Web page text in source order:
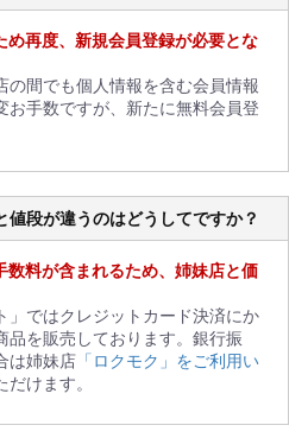
め再度、新規会員登録が必要とな
の間でも個人情報を含む会員情報
お手数ですが、新たに無料会員登
値段が違うのはどうしてですか？
数料が含まれるため、姉妹店と価
」ではクレジットカード決済にか
品を販売しております。銀行振
は姉妹店 「ロクモク」をご利用い
けます。